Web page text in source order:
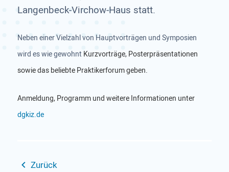
Langenbeck-Virchow-Haus statt.
Neben einer Vielzahl von Hauptvorträgen und Symposien
wird es wie gewohnt Kurzvorträge, Posterpräsentationen
sowie das beliebte Praktikerforum geben.
Anmeldung, Programm und weitere Informationen unter
dgkiz.de
Zurück